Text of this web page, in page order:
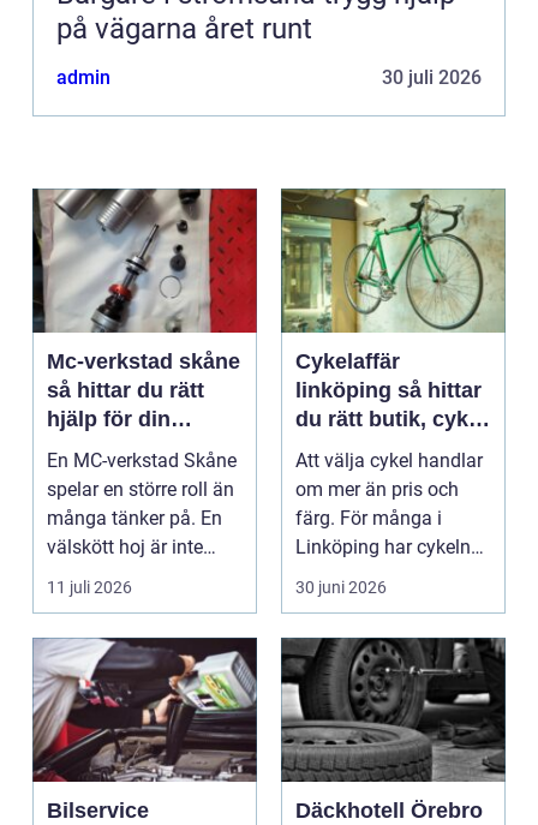
på vägarna året runt
admin 30 juli 2026
Mc-verkstad skåne
så hittar du rätt
hjälp för din
motorcykel
En MC-verkstad Skåne
spelar en större roll än
många tänker på. En
välskött hoj är inte
bara en fråga...
11 juli 2026
Cykelaffär
linköping så hittar
du rätt butik, cykel
och service
Att välja cykel handlar
om mer än pris och
färg. För många i
Linköping har cykeln
blivit en viktig d...
30 juni 2026
Bilservice
Däckhotell Örebro